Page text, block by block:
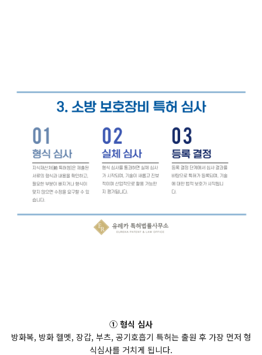
① 형식 심사
방화복, 방화 헬멧, 장갑, 부츠, 공기호흡기 특허는 출원 후 가장 먼저 형
식심사를 거치게 됩니다.